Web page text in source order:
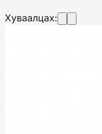
Хуваалцах: